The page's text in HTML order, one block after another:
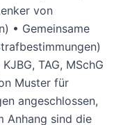
von
• Gemeinsame
TAG, MSchG
Muster für
angeschlossen,
Anhang sind die